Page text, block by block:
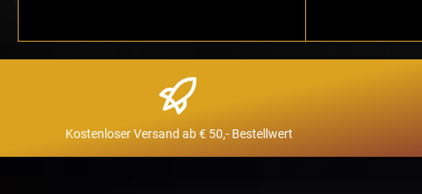
Kostenloser Versand ab € 50,- Bestellwert